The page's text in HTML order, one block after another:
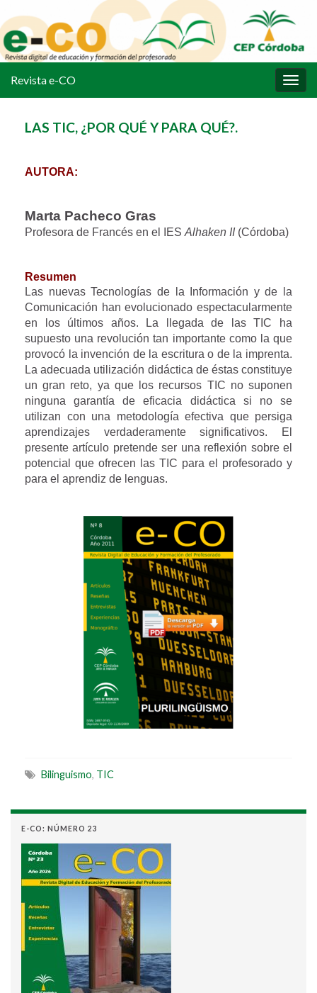
la
Revista e-CO
LAS TIC, ¿POR QUÉ Y PARA QUÉ?.
AUTORA:
Marta Pacheco Gras
Profesora de Francés en el IES Alhaken II(Córdoba)
Resumen
Las nuevas Tecnologías de la Información y de la
Comunicación han evolucionado espectacularmente
en los últimos años. La llegada de las TIC ha
supuesto una revolución tan importante como la que
provocó la invención de la escritura o de la imprenta.
La adecuada utilización didáctica de éstas constituye
un gran reto, ya que los recursos TIC no suponen
ninguna garantía de eficacia didáctica si no se
utilizan con una metodología efectiva que persiga
aprendizajes verdaderamente significativos. El
presente artículo pretende ser una reflexión sobre el
potencial que ofrecen las TIC para el profesorado y
para el aprendiz de lenguas.
Bilinguismo, TIC
E-CO: NÚMERO 23